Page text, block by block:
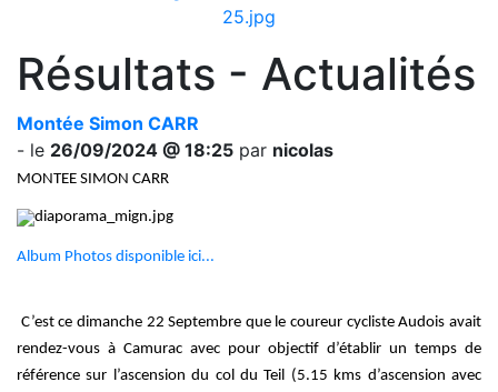
Résultats - Actualités
Montée Simon CARR
- le 26/09/2024 @ 18:25 par nicolas
MONTEE SIMON CARR
Album Photos disponible ici...
C’est ce dimanche 22 Septembre que le coureur cycliste Audois avait
rendez-vous à Camurac avec pour objectif d’établir un temps de
référence sur l’ascension du col du Teil (5.15 kms d’ascension avec